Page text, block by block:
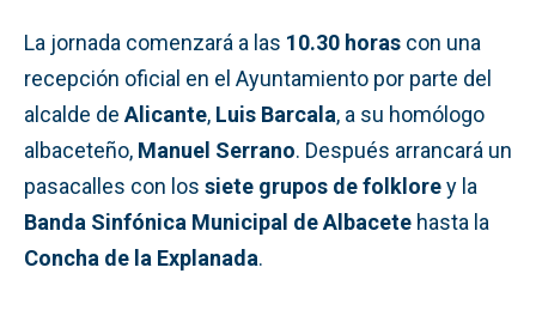
La jornada comenzará a las 10.30 horas con una
recepción oficial en el Ayuntamiento por parte del
alcalde de Alicante, Luis Barcala, a su homólogo
albaceteño, Manuel Serrano. Después arrancará un
pasacalles con los siete grupos de folklorey la
Banda Sinfónica Municipal de Albacete hasta la
Concha de la Explanada.